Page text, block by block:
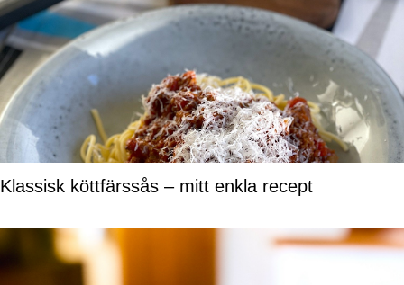
Klassisk köttfärssås – mitt enkla recept